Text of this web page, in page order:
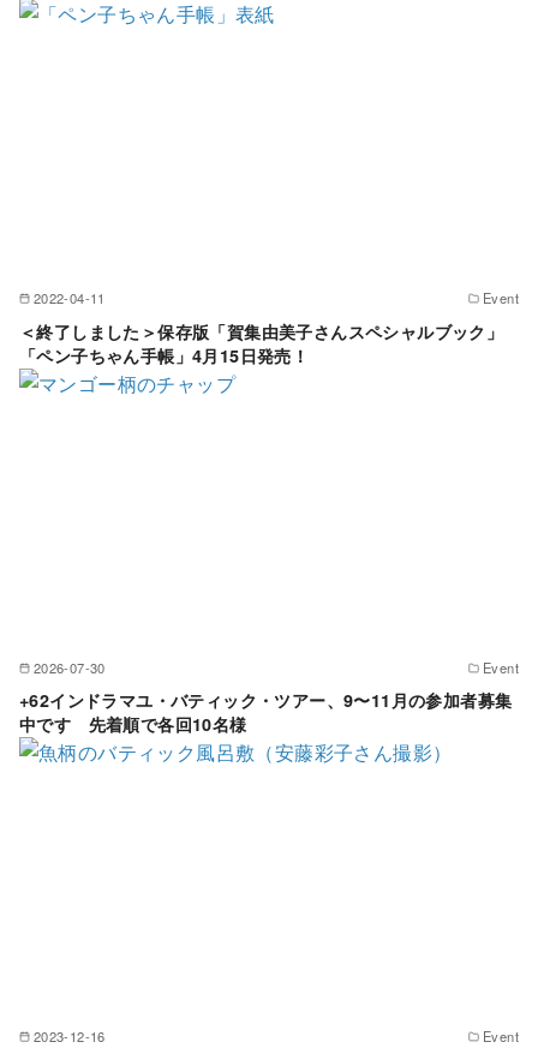
2022-04-11 Event
＜終了しました＞保存版「賀集由美子さんスペシャルブック」
「ペン子ちゃん手帳」4月15日発売！
2026-07-30 Event
+62インドラマユ・バティック・ツアー、9〜11月の参加者募集
中です 先着順で各回10名様
2023-12-16 Event